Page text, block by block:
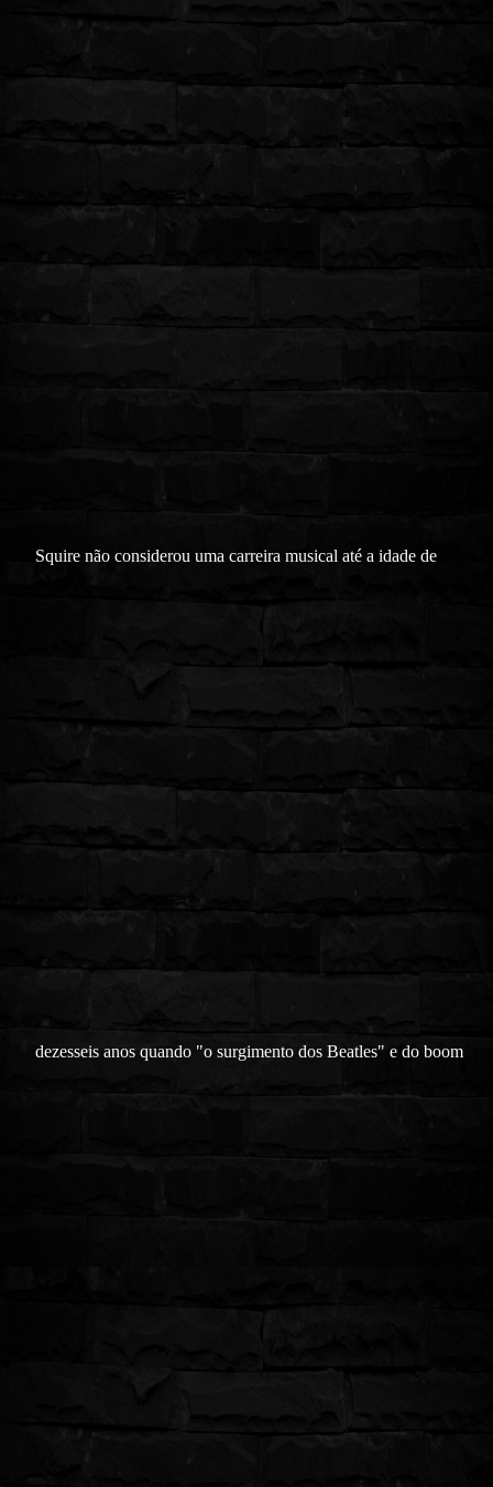
Squire não considerou uma carreira musical até a idade de
dezesseis anos quando "o surgimento dos Beatles" e do boom